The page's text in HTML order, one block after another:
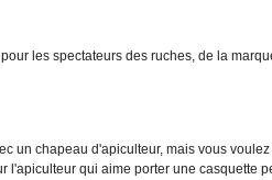
les spectateurs des ruches, de la
un chapeau d'apiculteur, mais vous
l'apiculteur qui aime porter une casquette